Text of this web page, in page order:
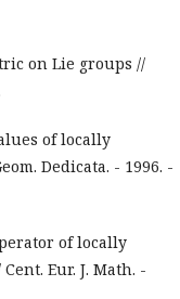
on Lie groups //
of locally
Dedicata. - 1996. -
of locally
Eur. J. Math. -